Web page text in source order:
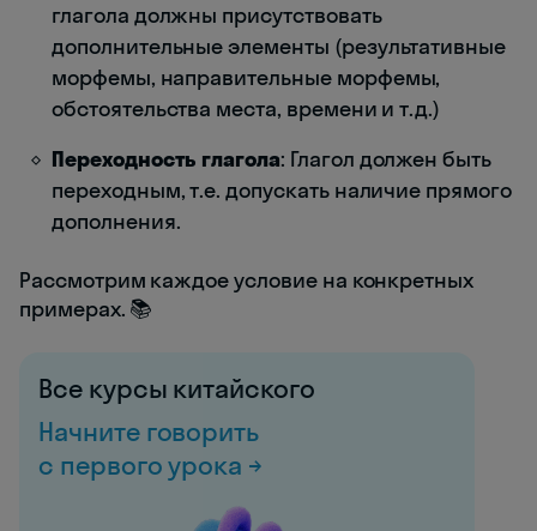
глагола должны присутствовать
дополнительные элементы (результативные
морфемы, направительные морфемы,
обстоятельства места, времени и т.д.)
Переходность глагола: Глагол должен быть
переходным, т.е. допускать наличие прямого
дополнения.
Рассмотрим каждое условие на конкретных
примерах. 📚
Все курсы китайского
Начните говорить
с первого урока →